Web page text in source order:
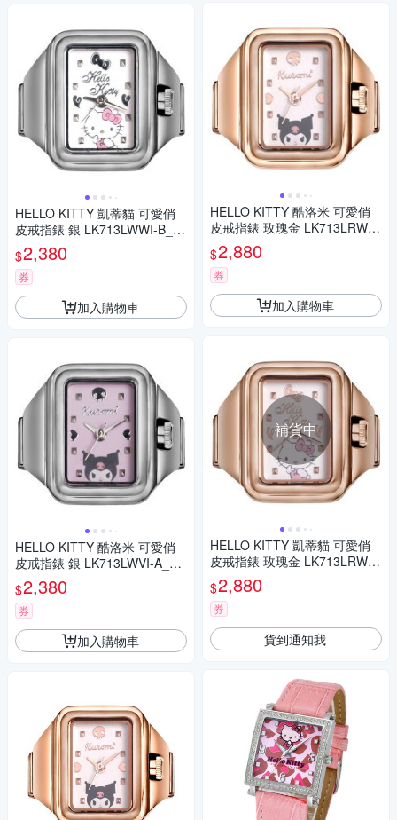
HELLO KITTY 凱蒂貓 可愛俏
皮戒指錶 銀 LK713LWWI-B_20
mm
$2,380
券
加入購物車
HELLO KITTY 酷洛米 可愛俏
皮戒指錶 銀 LK713LWVI-A_20
mm
$2,380
券
加入購物車
HELLO KITTY 酷洛米 可愛俏
皮戒指錶 玫瑰金 LK713LRWI-
A_20mm
$2,880
券
加入購物車
補貨中
HELLO KITTY 凱蒂貓 可愛俏
皮戒指錶 玫瑰金 LK713LRWI-
B_20mm
$2,880
券
貨到通知我